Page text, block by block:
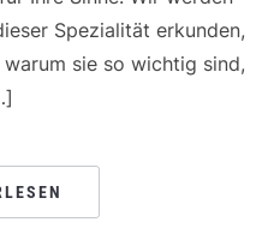
Spezialität erkunden,
sie so wichtig sind,